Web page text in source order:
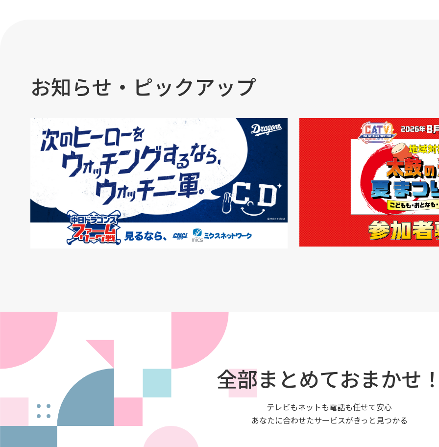
お知らせ・ピックアップ
全部まとめておまかせ
テレビもネットも電話も任せて安心
あなたに合わせたサービスがきっと見つかる